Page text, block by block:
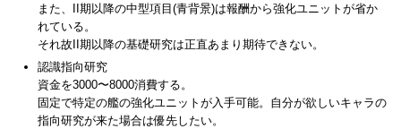
また、II期以降の中型項目(青背景)は報酬から強化ユニットが省か
れている。
それ故II期以降の基礎研究は正直あまり期待できない。
認識指向研究
資金を3000〜8000消費する。
固定で特定の艦の強化ユニットが入手可能。自分が欲しいキャラの
指向研究が来た場合は優先したい。